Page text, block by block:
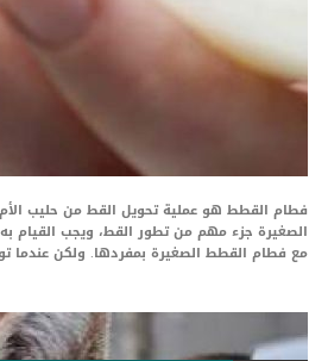
فطام القطط هو عملية تحويل القط من حليب
الصغيرة جزء مهم من تطور القط، ويجب القيام
مع فطام القطط الصغيرة بمفردها. ولكن عندما